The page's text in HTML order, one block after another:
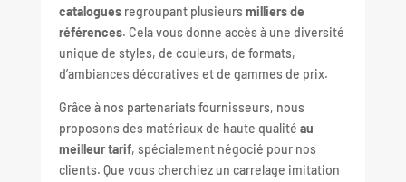
catalogues regroupant plusieursmilliers de
références. Cela vous donne accès à une diversité
unique de styles, de couleurs, de formats,
d’ambiances décoratives et de gammes de prix.
Grâce à nos partenariats fournisseurs, nous
proposons des matériaux de haute qualité au
meilleur tarif, spécialement négocié pour nos
clients. Que vous cherchiez un carrelage imitation